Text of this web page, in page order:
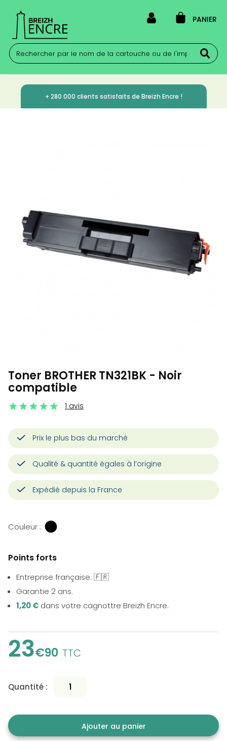
PANIER
+ 280 000 clients satisfaits de Breizh Encre !
Toner BROTHER TN321BK - Noir
compatible
1 avis
Prix le plus bas du marché
Qualité & quantité égales à l’origine
Expédié depuis la France
Couleur :
Points forts
Entreprise française. 🇫🇷
Garantie 2 ans.
1,20 € dans votre cagnottre Breizh Encre.
23€90 TTC
Quantité :
Ajouter au panier